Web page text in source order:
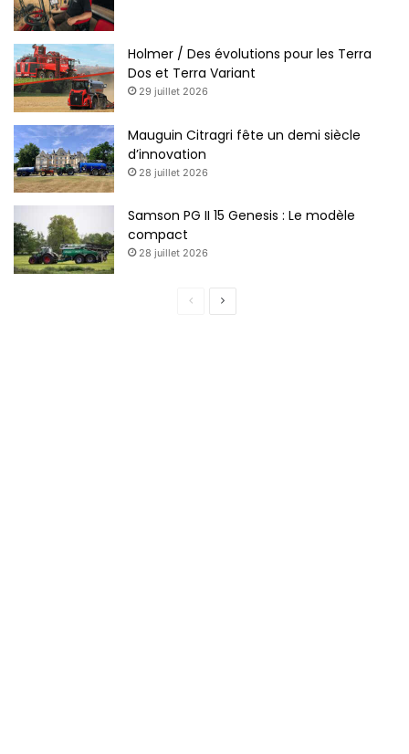
Holmer / Des évolutions pour les Terra
Dos et Terra Variant
29 juillet 2026
Mauguin Citragri fête un demi siècle
d’innovation
28 juillet 2026
Samson PG II 15 Genesis : Le modèle
compact
28 juillet 2026
Page
Page